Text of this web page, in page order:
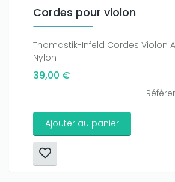
Cordes pour violon
Thomastik-Infeld Cordes Violon
Nylon
39,00 €
Ajouter au panier